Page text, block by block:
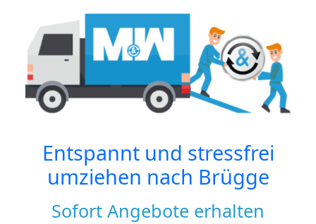
Entspannt und stressfrei
umziehen nach Brügge
Sofort Angebote erhalten